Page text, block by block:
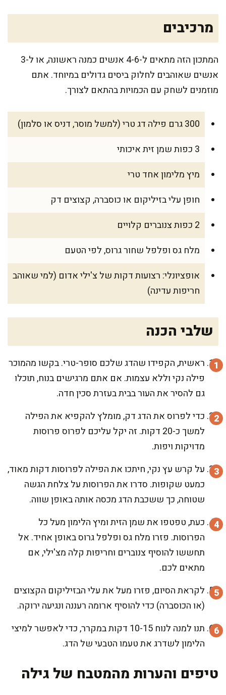
מרכיבים
המתכון הזה מתאים ל-4-6 אנשים כמנה ראשונה, או ל-3
אנשים שאוהבים לחלוק ביסים גדולים במיוחד. אתם
מוזמנים לשחק עם הכמויות בהתאם לצורך.
300 גרם פילה דג טרי (למשל מוסר, דניס או סלמון)
3 כפות שמן זית איכותי
מיץ מלימון אחד טרי
חופן עלי בזיליקום או כוסברה, קצוצים דק
2 כפות צנוברים קלויים
מלח גס ופלפל שחור גרוס, לפי הטעם
אופציונלי: רצועות דקות של צ'ילי אדום (למי שאוהב
חריפות עדינה)
שלבי הכנה
ראשית, הקפידו שהדג שלכם סופר-טרי. בקשו מהמוכר
פילה נקי וללא עצמות. אם אתם מרגישים בנוח, תוכלו
גם להסיר את העור בבית בעזרת סכין חדה.
כדי לפרוס את הדג דק, מומלץ להקפיא את הפילה
למשך כ-20 דקות. זה יקל עליכם לפרוס פרוסות
מדויקות ויפות.
על קרש עץ נקי, חיתכו את הפילה לפרוסות דקות מאוד,
כמעט שקופות. סדרו את הפרוסות על צלחת הגשה
שטוחה, כך ששכבת הדג מכסה אותה באופן שווה.
כעת, טפטפו את שמן הזית ומיץ הלימון מעל כל
הפרוסות. פזרו מלח גס ופלפל גרוס באופן אחיד. אל
תחששו להוסיף צנוברים וחריפות קלה מצ'ילי, אם
מתאים לכם.
לקראת הסיום, פזרו מעל את עלי הבזיליקום הקצוצים
(או הכוסברה) כדי להוסיף ארומה רעננה ונגיעה ירוקה.
תנו למנה לנוח 10-15 דקות במקרר, כדי לאפשר למיצי
הלימון לשדרג את טעמו הטבעי של הדג.
טיפים והערות מהמטבח של גילה